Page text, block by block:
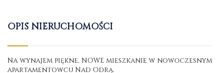
OPIS NIERUCHOMOŚCI
Na wynajem piękne, NOWE mieszkanie w nowoczesnym
apartamentowcu Nad Odrą.